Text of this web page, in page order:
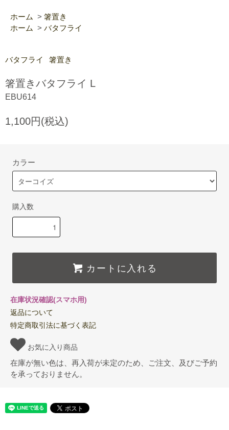
ホーム > 箸置き
ホーム > バタフライ
バタフライ 箸置き
箸置きバタフライ L
EBU614
1,100円(税込)
カラー
購入数
カートに入れる
在庫状況確認(スマホ用)
返品について
特定商取引法に基づく表記
お気に入り商品
在庫が無い色は、再入荷が未定のため、ご注文、及びご予約
を承っておりません。